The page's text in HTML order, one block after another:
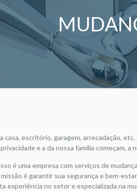
casa, escritório, garagem, arrecadação,
e a da nossa família começam,
é uma empresa com serviços de
é garantir sua segurança e bem-
experiência no setor e especializada na